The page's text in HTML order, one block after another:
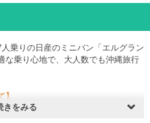
乗りの日産のミニバン「エルグラン
な乗り心地で、大人数でも沖縄旅行
ご利用いただけます。追加料金はか
きをみる